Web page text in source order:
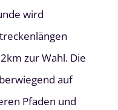
wird
zur Wahl. Die
auf
Pfaden und